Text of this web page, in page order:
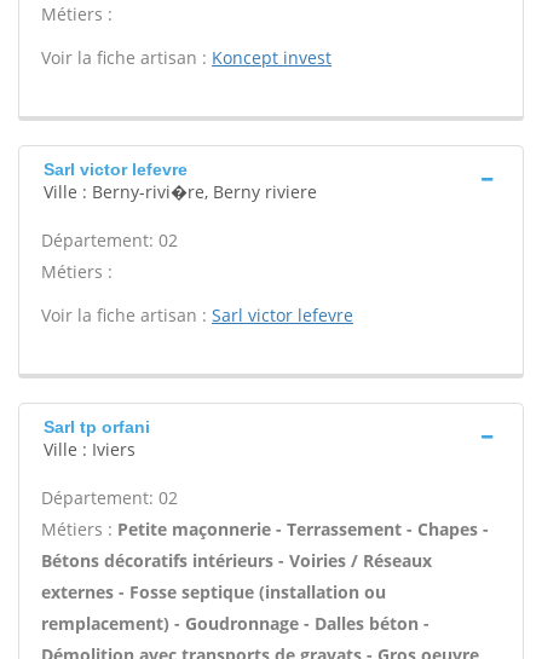
Métiers :
Voir la fiche artisan : Koncept invest
Sarl victor lefevre
Ville : Berny-rivi�re, Berny riviere
Département: 02
Métiers :
Voir la fiche artisan : Sarl victor lefevre
Sarl tp orfani
Ville : Iviers
Département: 02
Métiers : Petite maçonnerie - Terrassement - Chapes -
Bétons décoratifs intérieurs - Voiries / Réseaux
externes - Fosse septique (installation ou
remplacement) - Goudronnage - Dalles béton -